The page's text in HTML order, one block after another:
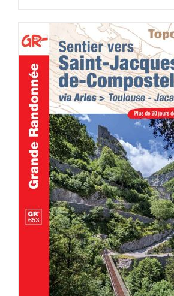
AJOUTER AU PANIER /